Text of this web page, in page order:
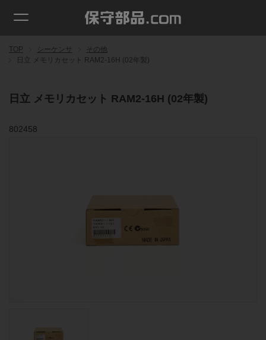
TOP シーケンサ
その他
日立 メモリカセット RAM2-16H (02年製)
日立 メモリカセット RAM2-16H (02年製)
802458